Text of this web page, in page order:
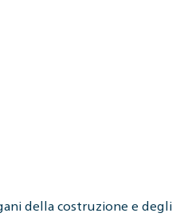
della costruzione e degli